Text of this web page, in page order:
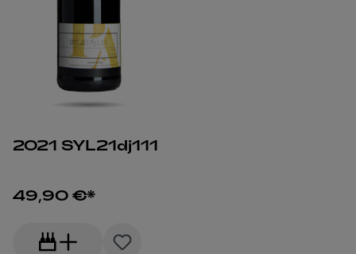
2021 SYL21dj111
49,90 €*